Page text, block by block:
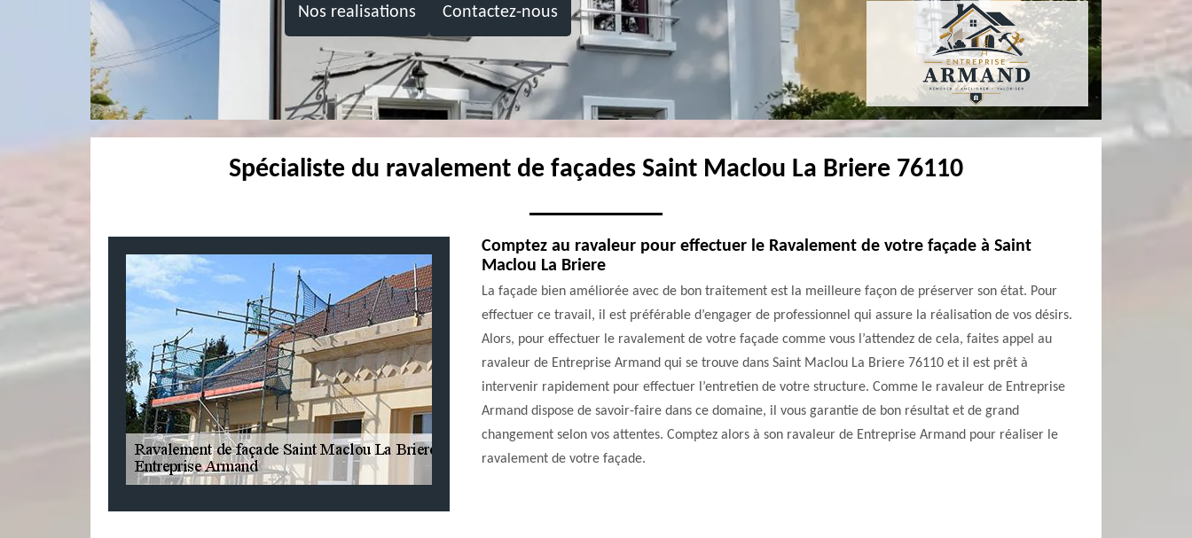
Nos realisations Contactez-nous
Spécialiste du ravalement de façades Saint Maclou La Briere 76110
Comptez au ravaleur pour effectuer le Ravalement de votre façade à Saint
Maclou La Briere
La façade bien améliorée avec de bon traitement est la meilleure façon de préserver son état. Pour
effectuer ce travail, il est préférable d’engager de professionnel qui assure la réalisation de vos désirs.
Alors, pour effectuer le ravalement de votre façade comme vous l’attendez de cela, faites appel au
ravaleur de Entreprise Armand qui se trouve dans Saint Maclou La Briere 76110 et il est prêt à
intervenir rapidement pour effectuer l’entretien de votre structure. Comme le ravaleur de Entreprise
Armand dispose de savoir-faire dans ce domaine, il vous garantie de bon résultat et de grand
changement selon vos attentes. Comptez alors à son ravaleur de Entreprise Armand pour réaliser le
ravalement de votre façade.